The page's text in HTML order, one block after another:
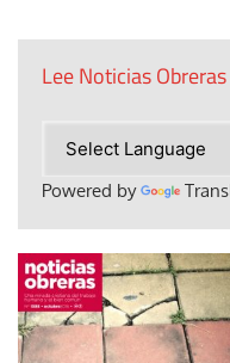
Lee Noticias
Powered by